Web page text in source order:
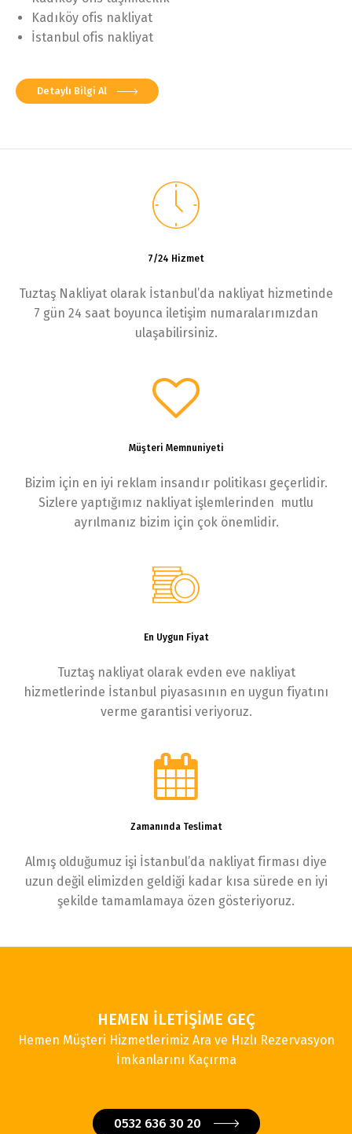
Kadıköy ofis nakliyat
İstanbul ofis nakliyat
Detaylı Bilgi Al
7/24 Hizmet
Tuztaş Nakliyat olarak İstanbul’da nakliyat hizmetinde
7 gün 24 saat boyunca iletişim numaralarımızdan
ulaşabilirsiniz.
Müşteri Memnuniyeti
Bizim için en iyi reklam insandır politikası geçerlidir.
Sizlere yaptığımız nakliyat işlemlerinden mutlu
ayrılmanız bizim için çok önemlidir.
En Uygun Fiyat
Tuztaş nakliyat olarak evden eve nakliyat
hizmetlerinde İstanbul piyasasının en uygun fiyatını
verme garantisi veriyoruz.
Zamanında Teslimat
Almış olduğumuz işi İstanbul’da nakliyat firması diye
uzun değil elimizden geldiği kadar kısa sürede en iyi
şekilde tamamlamaya özen gösteriyoruz.
HEMEN İLETİŞİME GEÇ
Hemen Müşteri Hizmetlerimiz Ara ve Hızlı Rezervasyon
İmkanlarını Kaçırma
0532 636 30 20